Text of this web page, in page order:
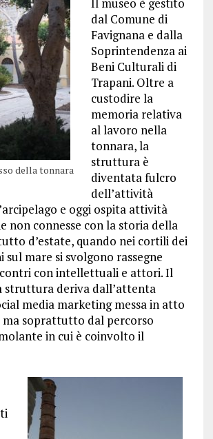
della tonnara
dal Comune di
Favignana e dalla
Soprintendenza ai
Beni Culturali di
Trapani. Oltre a
custodire la
memoria relativa
al lavoro nella
tonnara, la
struttura è
diventata fulcro
dell’attività
e oggi ospita attività
non connesse con la storia della
d’estate, quando nei cortili dei
sul mare si svolgono rassegne
con intellettuali e attori. Il
struttura deriva dall’attenta
media marketing messa in atto
ma soprattutto dal percorso
in cui è coinvolto il